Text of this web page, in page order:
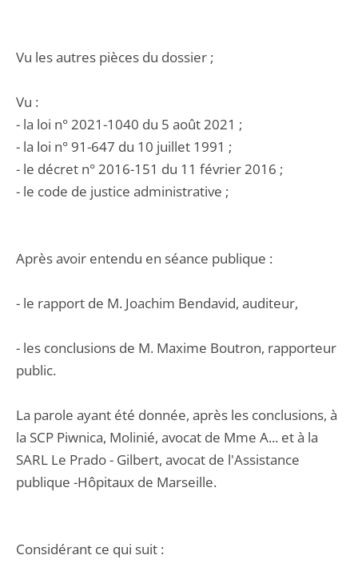
Vu les autres pièces du dossier ;
Vu :
- la loi n° 2021-1040 du 5 août 2021 ;
- la loi n° 91-647 du 10 juillet 1991 ;
- le décret n° 2016-151 du 11 février 2016 ;
- le code de justice administrative ;
Après avoir entendu en séance publique :
- le rapport de M. Joachim Bendavid, auditeur,
- les conclusions de M. Maxime Boutron, rapporteur
public.
La parole ayant été donnée, après les conclusions, à
la SCP Piwnica, Molinié, avocat de Mme A... et à la
SARL Le Prado - Gilbert, avocat de l'Assistance
publique -Hôpitaux de Marseille.
Considérant ce qui suit :